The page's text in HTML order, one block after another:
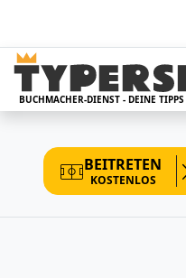
BUCHMACHER-DIENST - DEINE TIPPS
BEITRETEN
KOSTENLOS